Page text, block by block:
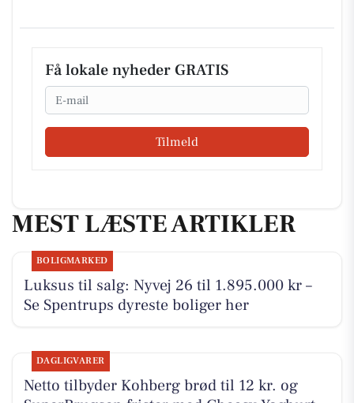
Få lokale nyheder GRATIS
Email
Tilmeld
MEST LÆSTE ARTIKLER
BOLIGMARKED
Luksus til salg: Nyvej 26 til 1.895.000 kr –
Se Spentrups dyreste boliger her
DAGLIGVARER
Netto tilbyder Kohberg brød til 12 kr. og